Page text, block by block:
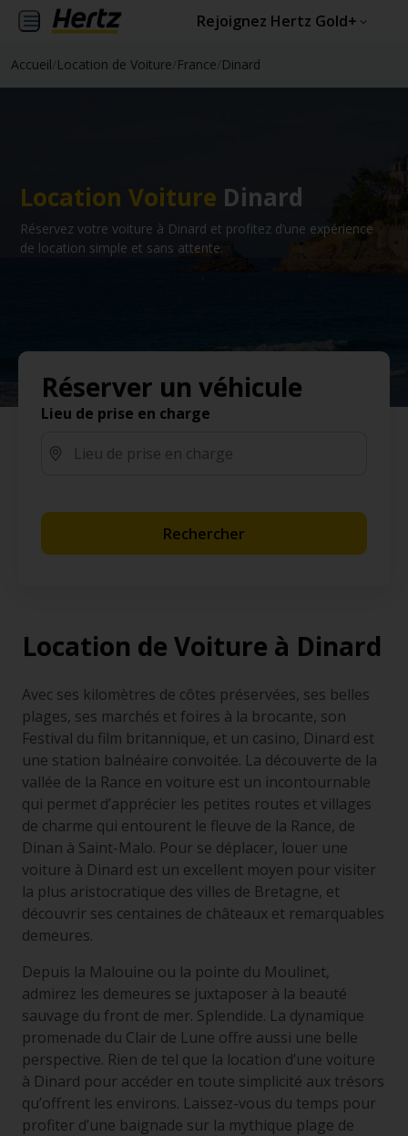
Rejoignez Hertz Gold+
Accueil Location de Voiture France Dinard
Location Voiture Dinard
Réservez votre voiture à Dinard et profitez d’une expérience
de location simple et sans attente.
Réserver un véhicule
Lieu de prise en charge
Rechercher
Location de Voiture à Dinard
Avec ses kilomètres de côtes préservées, ses belles
plages, ses marchés et foires à la brocante, son
Festival du film britannique, et un casino, Dinard est
une station balnéaire convoitée. La découverte de la
vallée de la Rance en voiture est un incontournable
qui permet d’apprécier les petites routes et villages
de charme qui entourent le fleuve de la Rance, de
Dinan à Saint-Malo. Pour se déplacer, louer une
voiture à Dinard est un excellent moyen pour visiter
la plus aristocratique des villes de Bretagne, et
découvrir ses centaines de châteaux et remarquables
demeures.
Depuis la Malouine ou la pointe du Moulinet,
admirez les demeures se juxtaposer à la beauté
sauvage du front de mer. Splendide. La dynamique
promenade du Clair de Lune offre aussi une belle
perspective. Rien de tel que la location d’une voiture
à Dinard pour accéder en toute simplicité aux trésors
qu’offrent les environs. Laissez-vous du temps pour
profiter d’une baignade sur la mythique plage de